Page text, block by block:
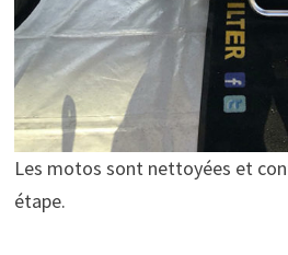
Les motos sont nettoyées et
étape.